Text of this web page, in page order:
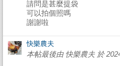
請問是甚麼提袋
可以拍個照嗎
謝謝啦
快樂農夫
本帖最後由 快樂農夫 於